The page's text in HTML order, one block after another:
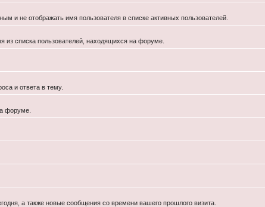
и не отображать имя пользователя в списке активных пользователей.
из списка пользователей, находящихся на форуме.
и ответа в тему.
форуме.
а также новые сообщения со времени вашего прошлого визита.